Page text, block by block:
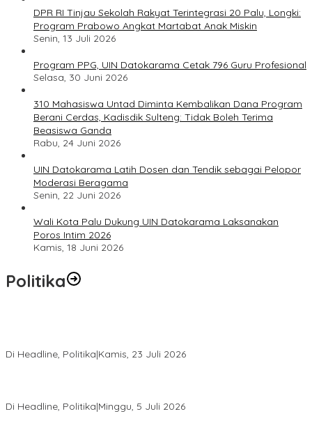
DPR RI Tinjau Sekolah Rakyat Terintegrasi 20 Palu, Longki:
Program Prabowo Angkat Martabat Anak Miskin
Senin, 13 Juli 2026
Program PPG, UIN Datokarama Cetak 796 Guru Profesional
Selasa, 30 Juni 2026
310 Mahasiswa Untad Diminta Kembalikan Dana Program
Berani Cerdas, Kadisdik Sulteng: Tidak Boleh Terima
Beasiswa Ganda
Rabu, 24 Juni 2026
UIN Datokarama Latih Dosen dan Tendik sebagai Pelopor
Moderasi Beragama
Senin, 22 Juni 2026
Wali Kota Palu Dukung UIN Datokarama Laksanakan
Poros Intim 2026
Kamis, 18 Juni 2026
Politika
Di Headline, Politika|Kamis, 23 Juli 2026
Di Headline, Politika|Minggu, 5 Juli 2026